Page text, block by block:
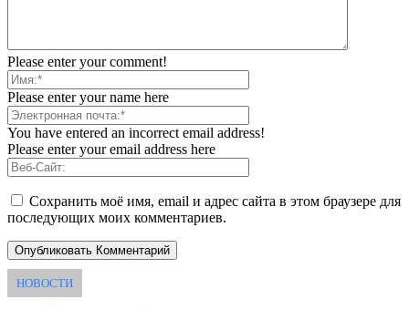
Please enter your comment!
Please enter your name here
You have entered an incorrect email address!
Please enter your email address here
Сохранить моё имя, email и адрес сайта в этом браузере для
последующих моих комментариев.
НОВОСТИ